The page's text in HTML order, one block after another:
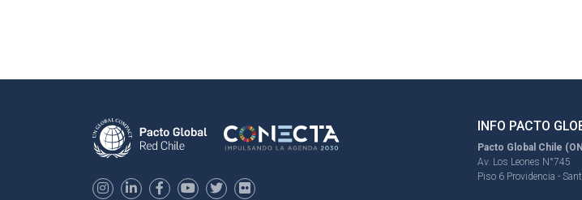
INFO PACTO
Pacto Global Chile
Av. Los Leones N°745
Piso 6 Providencia -